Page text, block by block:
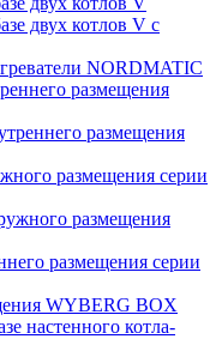
двух котлов V с
NORDMATIC
размещения
размещения
размещения серии
размещения
размещения серии
WYBERG BOX
настенного котла-